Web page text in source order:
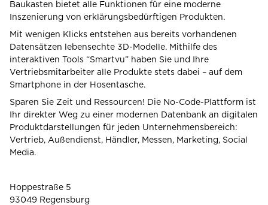
Baukasten bietet alle Funktionen für eine moderne
Inszenierung von erklärungsbedürftigen Produkten.
Mit wenigen Klicks entstehen aus bereits vorhandenen
Datensätzen lebensechte 3D-Modelle. Mithilfe des
interaktiven Tools “Smartvu” haben Sie und Ihre
Vertriebsmitarbeiter alle Produkte stets dabei – auf dem
Smartphone in der Hosentasche.
Sparen Sie Zeit und Ressourcen! Die No-Code-Plattform ist
Ihr direkter Weg zu einer modernen Datenbank an digitalen
Produktdarstellungen für jeden Unternehmensbereich:
Vertrieb, Außendienst, Händler, Messen, Marketing, Social
Media.
Hoppestraße 5
93049 Regensburg